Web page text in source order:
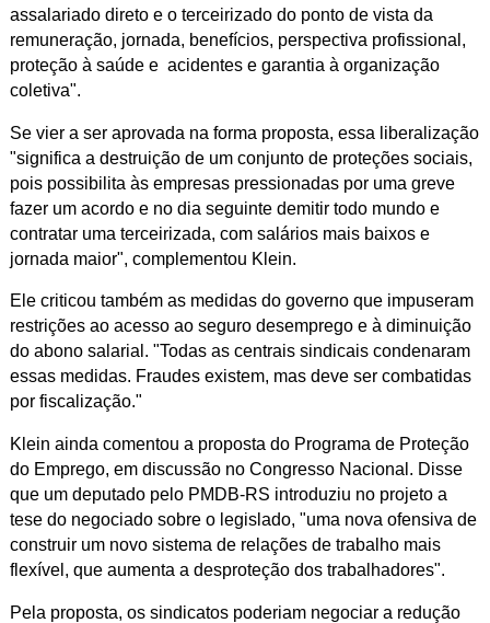
assalariado direto e o terceirizado do ponto de vista da
remuneração, jornada, benefícios, perspectiva profissional,
proteção à saúde e acidentes e garantia à organização
coletiva".
Se vier a ser aprovada na forma proposta, essa liberalização
"significa a destruição de um conjunto de proteções sociais,
pois possibilita às empresas pressionadas por uma greve
fazer um acordo e no dia seguinte demitir todo mundo e
contratar uma terceirizada, com salários mais baixos e
jornada maior", complementou Klein.
Ele criticou também as medidas do governo que impuseram
restrições ao acesso ao seguro desemprego e à diminuição
do abono salarial. "Todas as centrais sindicais condenaram
essas medidas. Fraudes existem, mas deve ser combatidas
por fiscalização."
Klein ainda comentou a proposta do Programa de Proteção
do Emprego, em discussão no Congresso Nacional. Disse
que um deputado pelo PMDB-RS introduziu no projeto a
tese do negociado sobre o legislado, "uma nova ofensiva de
construir um novo sistema de relações de trabalho mais
flexível, que aumenta a desproteção dos trabalhadores".
Pela proposta, os sindicatos poderiam negociar a redução